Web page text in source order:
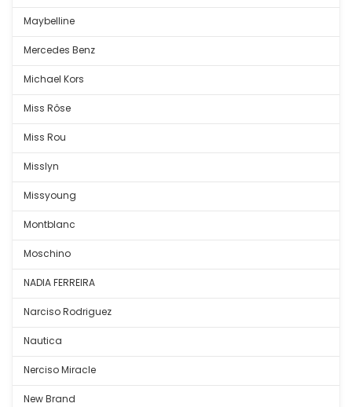
Maybelline
Mercedes Benz
Michael Kors
Miss Rôse
Miss Rou
Misslyn
Missyoung
Montblanc
Moschino
NADIA FERREIRA
Narciso Rodriguez
Nautica
Nerciso Miracle
New Brand